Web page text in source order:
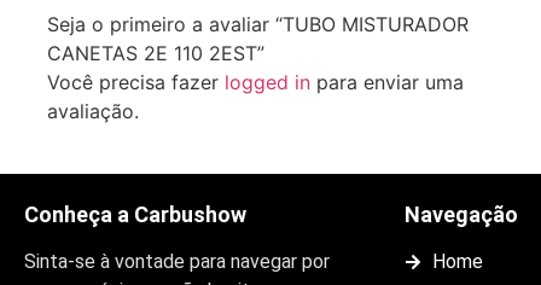
Seja o primeiro a avaliar “TUBO MISTURADOR
CANETAS 2E 110 2EST”
Você precisa fazer logged in para enviar uma
avaliação.
Conheça a Carbushow
Sinta-se à vontade para navegar por
Navegação
Home